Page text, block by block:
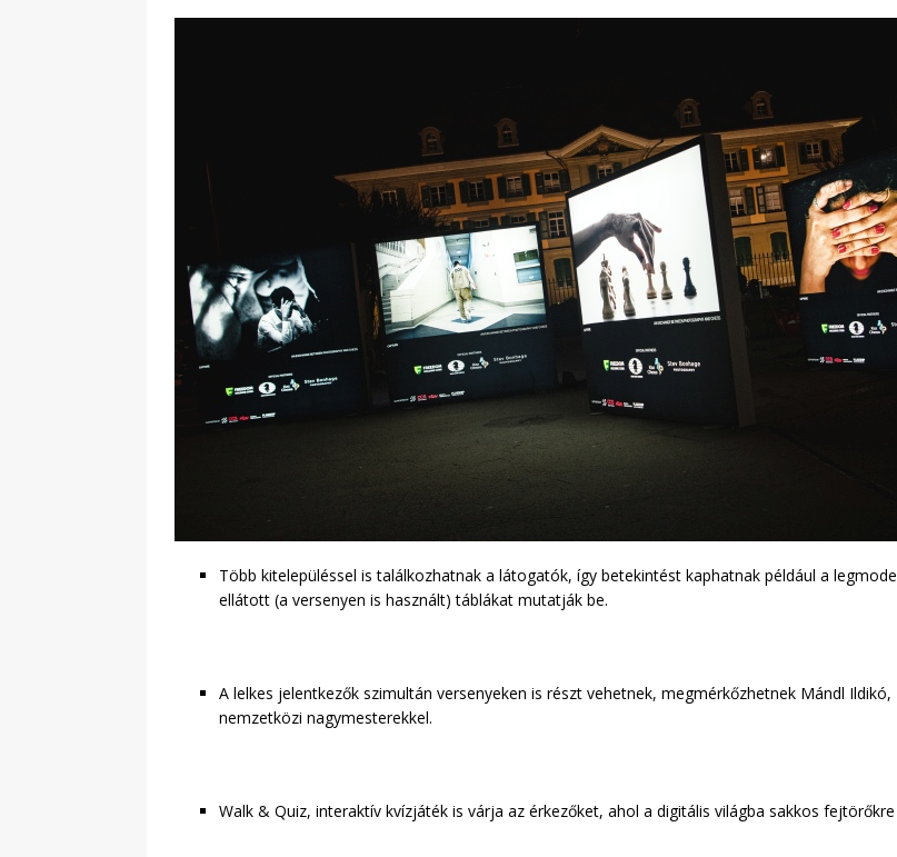
Több kitelepüléssel is találkozhatnak a látogatók, így betekintést kaphatnak például a
ellátott (a versenyen is használt) táblákat mutatják be.
A lelkes jelentkezők szimultán versenyeken is részt vehetnek, megmérkőzhetnek Mándl
nemzetközi nagymesterekkel.
Walk & Quiz, interaktív kvízjáték is várja az érkezőket, ahol a digitális világba sakkos